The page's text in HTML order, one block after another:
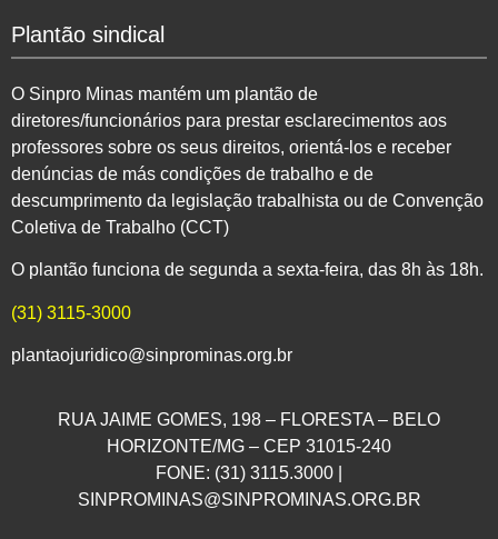
Plantão sindical
O Sinpro Minas mantém um plantão de
diretores/funcionários para prestar esclarecimentos aos
professores sobre os seus direitos, orientá-los e receber
denúncias de más condições de trabalho e de
descumprimento da legislação trabalhista ou de Convenção
Coletiva de Trabalho (CCT)
O plantão funciona de segunda a sexta-feira, das 8h às 18h.
(31) 3115-3000
plantaojuridico@sinprominas.org.br
RUA JAIME GOMES, 198 – FLORESTA – BELO
HORIZONTE/MG – CEP 31015-240
FONE: (31) 3115.3000 |
SINPROMINAS@SINPROMINAS.ORG.BR